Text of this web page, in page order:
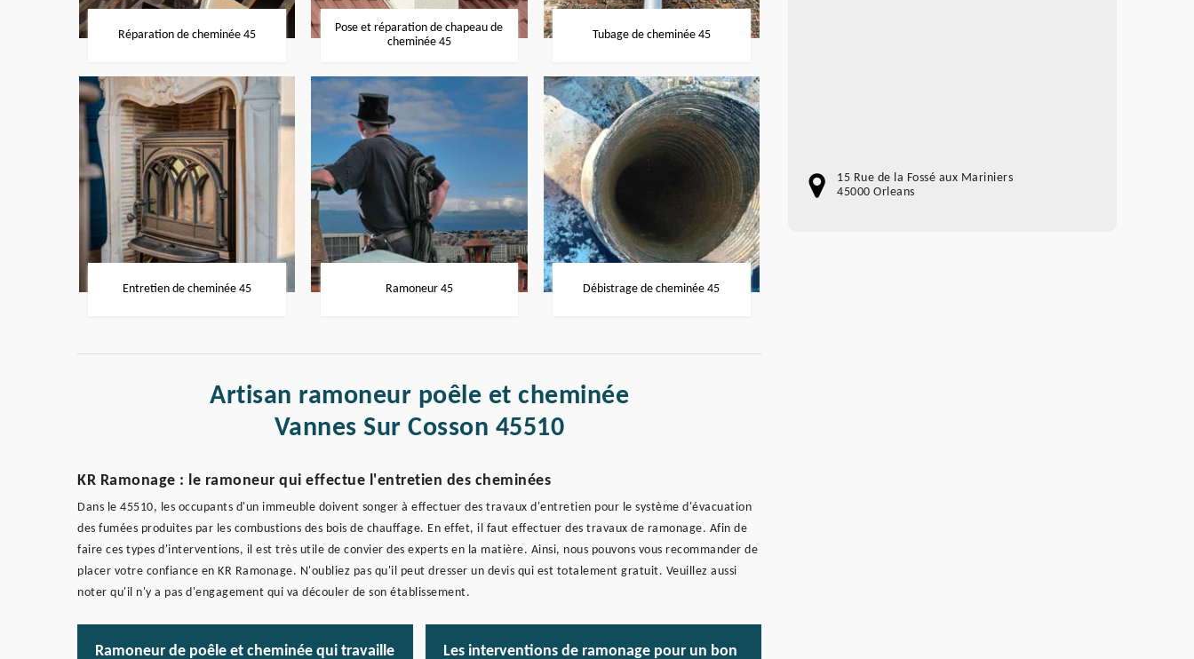
Réparation de cheminée 45
Pose et réparation de chapeau de
cheminée 45
Tubage de cheminée 45
Entretien de cheminée 45 Ramoneur 45 Débistrage de cheminée 45
Artisan ramoneur poêle et cheminée
Vannes Sur Cosson 45510
KR Ramonage : le ramoneur qui effectue l'entretien des cheminées
Dans le 45510, les occupants d'un immeuble doivent songer à effectuer des travaux d'entretien pour le système d'évacuation
des fumées produites par les combustions des bois de chauffage. En effet, il faut effectuer des travaux de ramonage. Afin de
faire ces types d'interventions, il est très utile de convier des experts en la matière. Ainsi, nous pouvons vous recommander de
placer votre confiance en KR Ramonage. N'oubliez pas qu'il peut dresser un devis qui est totalement gratuit. Veuillez aussi
noter qu'il n'y a pas d'engagement qui va découler de son établissement.
Ramoneur de poêle et cheminée qui travaille
Les interventions de ramonage pour un bon
15 Rue de la Fossé aux Mariniers
45000 Orleans